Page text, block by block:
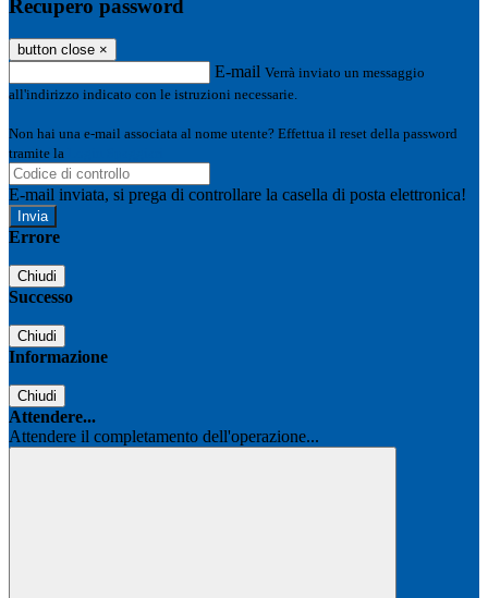
Recupero password
button close ×
E-mail Verrà inviato un messaggio
all'indirizzo indicato con le istruzioni necessarie.
Non hai una e-mail associata al nome utente? Effettua il reset della password
tramite la
E-mail inviata, si prega di controllare la casella di posta elettronica!
Errore
Chiudi
Successo
Chiudi
Informazione
Chiudi
Attendere...
Attendere il completamento dell'operazione...